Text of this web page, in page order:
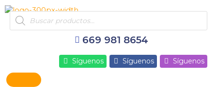
al
contenido
Products
search
669 981 8654
Síguenos Síguenos Síguenos